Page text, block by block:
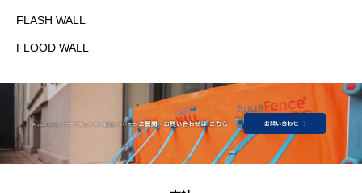
FLASH WALL
FLOOD WALL